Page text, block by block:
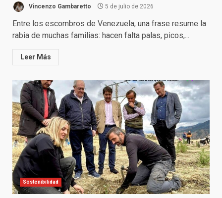
Vincenzo Gambaretto 5 de julio de 2026
Entre los escombros de Venezuela, una frase resume la
rabia de muchas familias: hacen falta palas, picos,...
Leer Más
Sostenibilidad